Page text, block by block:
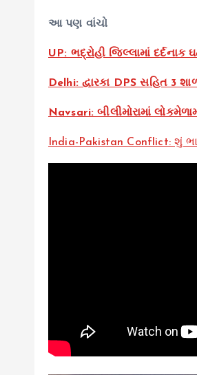
આ પણ વાંચો
UP: ભદ્રોહી જિલ્લામાં દર્દનાક
Delhi: દ્વારકા DPS સહિત 3
Navsari: બીલીમોરામાં
India-Pakistan Conflict: શું